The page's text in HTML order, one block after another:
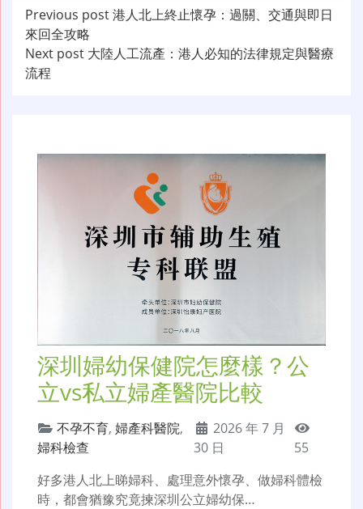
文
章
导
Previous post港人北上終止懷孕：過關、交通與即日
來回全攻略
Next post 大陸人工流產：港人必知的法律規定與醫療
流程
深圳婦幼保健院怎麼樣？公
立vs私立婦產醫院比較
不孕不育, 婦產科醫院,
婦科檢查
2026 年 7 月
30 日
55
好多港人北上睇婦科、處理意外懷孕、做婦科體檢
時，都會猶豫究竟揀深圳公立婦幼保…